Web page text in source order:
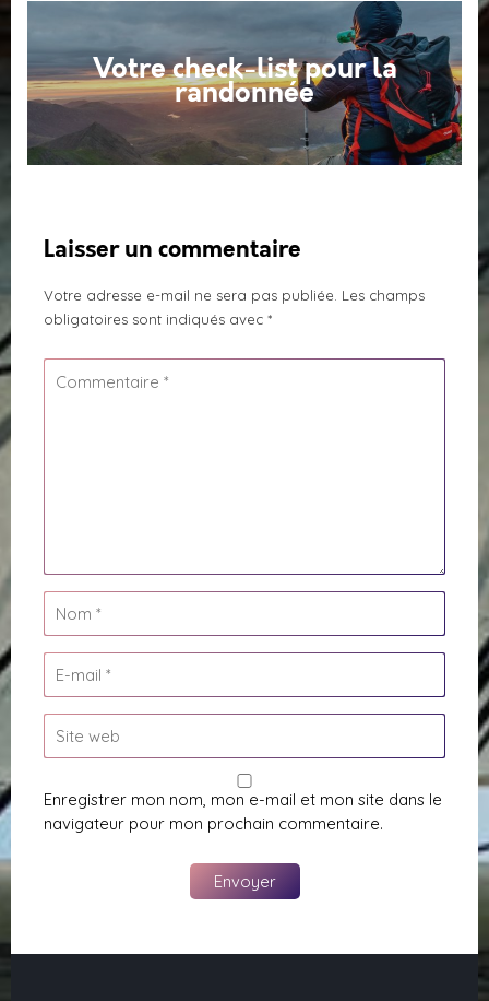
Votre check-list pour la
randonnée
Laisser un commentaire
Votre adresse e-mail ne sera pas publiée. Les champs
obligatoires sont indiqués avec *
Enregistrer mon nom, mon e-mail et mon site dans le
navigateur pour mon prochain commentaire.